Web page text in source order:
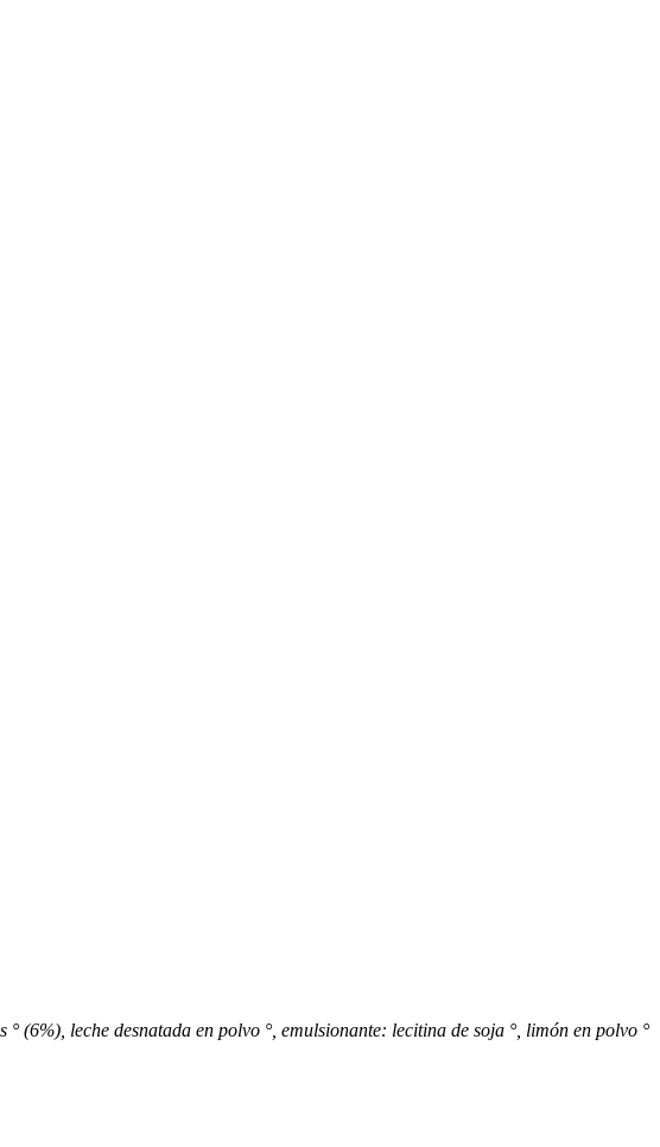
(6%), leche desnatada en polvo °, emulsionante: lecitina de soja °, limón en polvo °